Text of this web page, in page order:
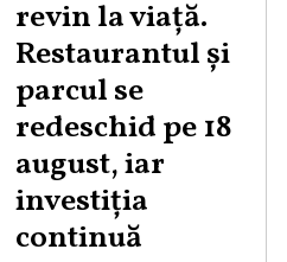
S
9
revin la viață.
Restaurantul și
parcul se
redeschid pe 18
august, iar
investiția
continuă